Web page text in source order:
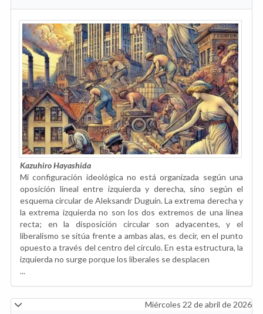
Kazuhiro Hayashida
Mi configuración ideológica no está organizada según una
oposición lineal entre izquierda y derecha, sino según el
esquema circular de Aleksandr Duguin. La extrema derecha y
la extrema izquierda no son los dos extremos de una línea
recta; en la disposición circular son adyacentes, y el
liberalismo se sitúa frente a ambas alas, es decir, en el punto
opuesto a través del centro del círculo. En esta estructura, la
izquierda no surge porque los liberales se desplacen
...
Miércoles 22 de abril de 2026